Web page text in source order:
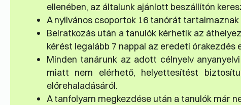
ellenében, az általunk ajánlott beszállítón
A nyilvános csoportok 16 tanórát
Beiratkozás után a tanulók kérhetik az
kérést legalább 7 nappal az eredeti órakezdés
Minden tanárunk az adott célnyelv
miatt nem elérhető, helyettesítést
előrehaladásáról.
A tanfolyam megkezdése után a tanulók már